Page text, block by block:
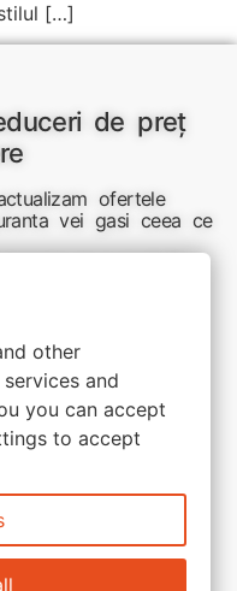
[…]
de preț
ofertele
vei gasi ceea ce
si cumpărături
other
and
you can accept
to accept